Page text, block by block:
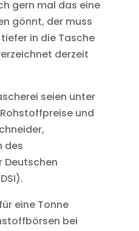
gern mal das eine
gönnt, der muss
in die Tasche
derzeit
seien unter
und
des
Deutschen
eine Tonne
bei